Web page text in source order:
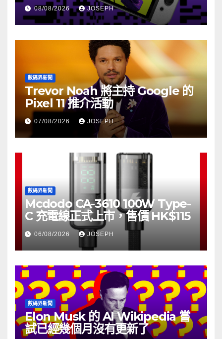
08/08/2026 JOSEPH
數碼界新聞
Trevor Noah 將主持 Google 的
Pixel 11 推介活動
07/08/2026 JOSEPH
數碼界新聞
Mcdodo CA-3610 100W Type-
C 充電線正式上市，售價 HK$115
06/08/2026 JOSEPH
數碼界新聞
Elon Musk 的 AI Wikipedia 嘗
試已經幾個月沒有更新了